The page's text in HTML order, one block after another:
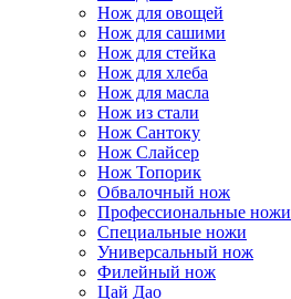
Нож для овощей
Нож для сашими
Нож для стейка
Нож для хлеба
Нож для масла
Нож из стали
Нож Сантоку
Нож Слайсер
Нож Топорик
Обвалочный нож
Профессиональные ножи
Специальные ножи
Универсальный нож
Филейный нож
Цай Дао